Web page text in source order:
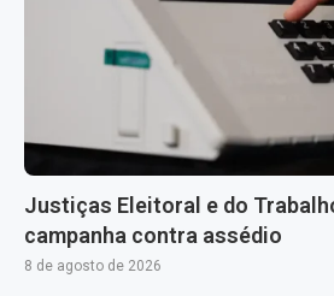
Justiças Eleitoral e do
campanha contra assédio
8 de agosto de 2026